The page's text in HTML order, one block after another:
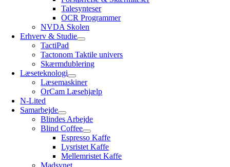
Talesynteser
OCR Programmer
NVDA Skolen
Erhverv & Studie
TactiPad
Tactonom Taktile univers
Skærmdublering
Læseteknologi
Læsemaskiner
OrCam Læsehjælp
N-Lited
Samarbejde
Blindes Arbejde
Blind Coffee
Espresso Kaffe
Lysristet Kaffe
Mellemristet Kaffe
Madsynet